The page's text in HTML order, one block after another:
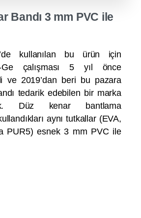
Bandı 3 mm PVC ile
kullanılan bu ürün için
Ge çalışması 5 yıl önce
ve 2019’dan beri bu pazara
tedarik edebilen bir marka
Düz kenar bantlama
aynı tutkallar (EVA,
PUR5) esnek 3 mm PVC ile